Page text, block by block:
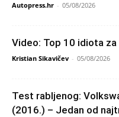
Autopress.hr - 05/08/2026
Video: Top 10 idiota
Kristian Sikavičev - 05/08/2026
Test rabljenog:
(2016.) – Jedan od